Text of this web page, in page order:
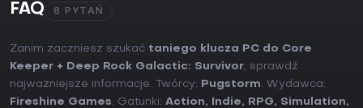
FAQ 8 PYTAŃ
Zanim zaczniesz szukać taniego klucza PC do Core
Keeper + Deep Rock Galactic: Survivor, sprawdź
najważniejsze informacje. Twórcy:
Pugstorm. Wydawca:
Fireshine Games. Gatunki: Action, Indie, RPG, Simulation,